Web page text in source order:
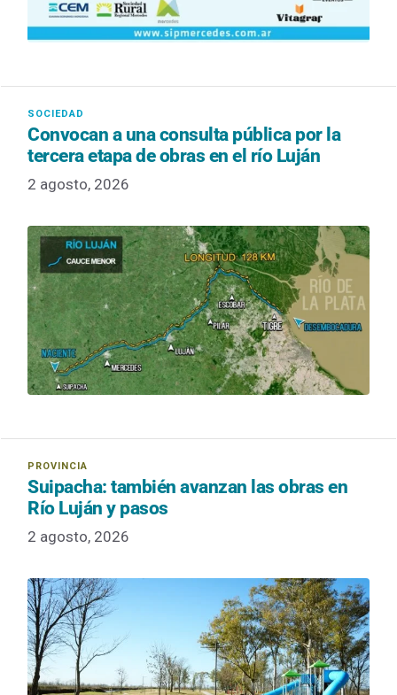
Convocan a una consulta pública por la
tercera etapa de obras en el río Luján
2 agosto, 2026
Suipacha: también avanzan las obras en
Río Luján y pasos
2 agosto, 2026